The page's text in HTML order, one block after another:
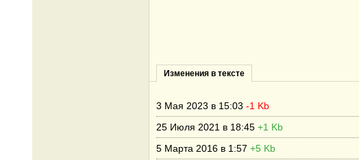
Изменения в тексте
3 Мая 2023 в 15:03 -1 Kb
25 Июля 2021 в 18:45 +1 Kb
5 Марта 2016 в 1:57 +5 Kb